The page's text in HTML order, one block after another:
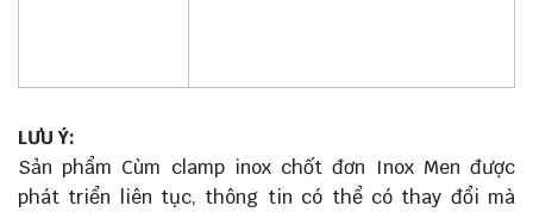
LƯU Ý:
Sản phẩm Cùm clamp inox chốt đơn Inox Men được
phát triển liên tục, thông tin có thể có thay đổi mà